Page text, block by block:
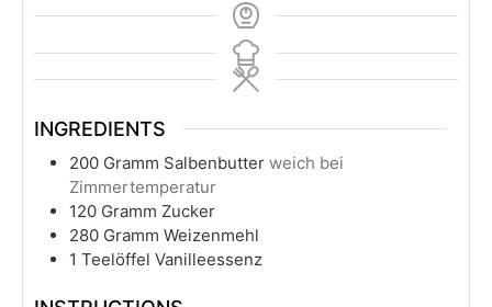
INGREDIENTS
200 Gramm Salbenbutter weich bei
Zimmertemperatur
120 Gramm Zucker
280 Gramm Weizenmehl
1 Teelöffel Vanilleessenz